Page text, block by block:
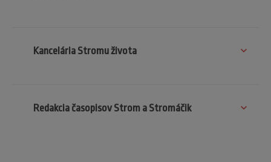
Kancelária Stromu života
Redakcia časopisov Strom a Stromáčik